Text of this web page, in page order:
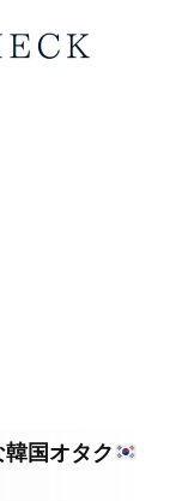
国オタク